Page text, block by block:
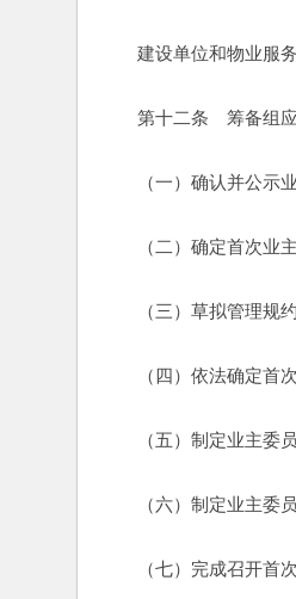
建设单位和物业服务
第十二条　筹备组应
（一）确认并公示业
（二）确定首次业主
（三）草拟管理规约
（四）依法确定首次
（五）制定业主委员
（六）制定业主委员
（七）完成召开首次